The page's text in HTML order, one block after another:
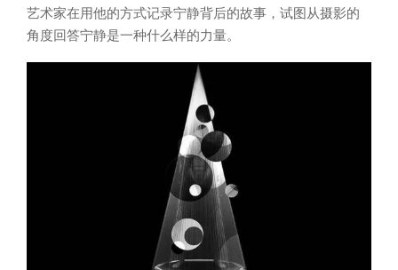
艺术家在用他的方式记录宁静背后的故事，试图从摄影的
角度回答宁静是一种什么样的力量。